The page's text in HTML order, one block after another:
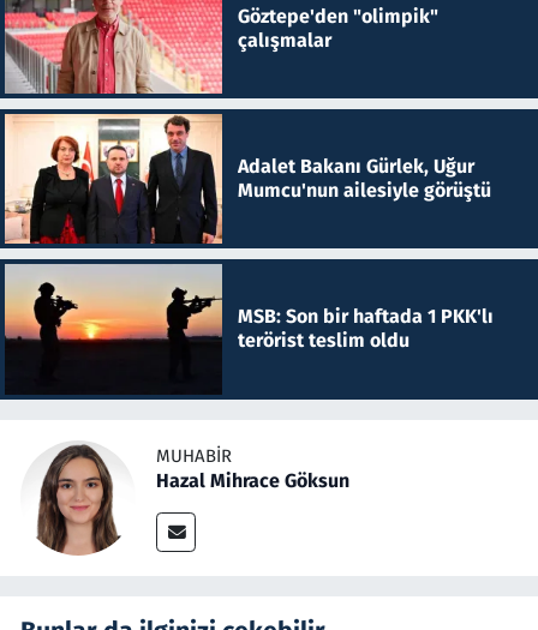
Göztepe'den "olimpik"
çalışmalar
Adalet Bakanı Gürlek, Uğur
Mumcu'nun ailesiyle görüştü
MSB: Son bir haftada 1 PKK'lı
terörist teslim oldu
MUHABIR
Hazal Mihrace Göksun